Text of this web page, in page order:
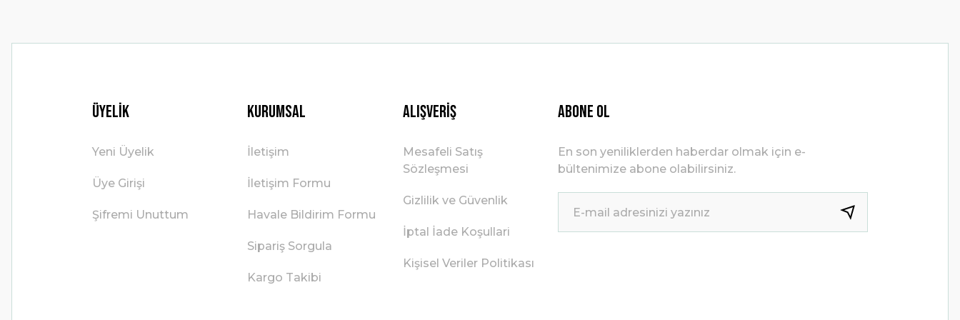
Üyelik
Yeni Üyelik
Üye Girişi
Şifremi Unuttum
Kurumsal
İletişim
İletişim Formu
Havale Bildirim Formu
Sipariş Sorgula
Kargo Takibi
Alışveriş
Mesafeli Satış
Sözleşmesi
Gizlilik ve Güvenlik
İptal İade Koşullari
Kişisel Veriler Politikası
ABONE OL
En son yeniliklerden haberdar olmak için e-
bültenimize abone olabilirsiniz.